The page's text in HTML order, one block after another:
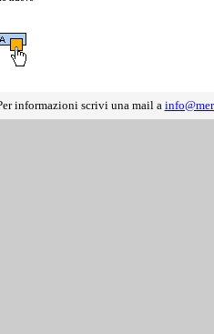
informazioni scrivi una mail a